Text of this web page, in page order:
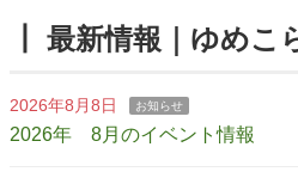
┃ 最新情報｜ゆめこ
2026年8月8日 お知らせ
2026年 8月のイベント情報